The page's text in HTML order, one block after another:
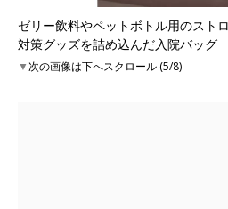
ゼリー飲料やペットボトル用のスト
対策グッズを詰め込んだ入院バッグ
▼次の画像は下へスクロール (5/8)